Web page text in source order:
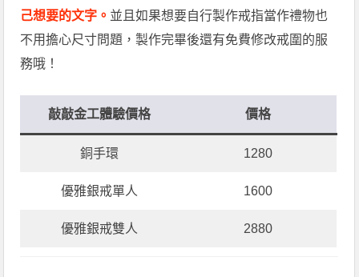
己想要的文字。 並且如果想要自行製作戒指當作禮物也
不用擔心尺寸問題，製作完畢後還有免費修改戒圍的服
務哦！
敲敲金工體驗價格 價格
銅手環 1280
優雅銀戒單人 1600
優雅銀戒雙人 2880